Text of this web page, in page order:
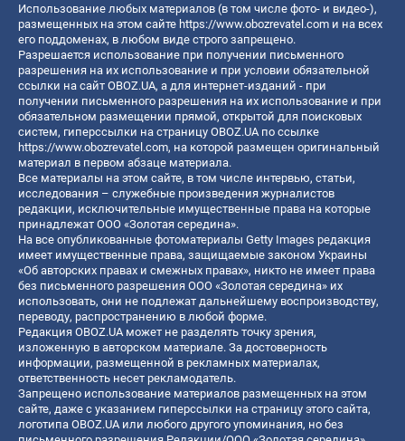
Использование любых материалов (в том числе фото- и видео-),
размещенных на этом сайте https://www.obozrevatel.com и на всех
его поддоменах, в любом виде строго запрещено.
Разрешается использование при получении письменного
разрешения на их использование и при условии обязательной
ссылки на сайт OBOZ.UA, а для интернет-изданий - при
получении письменного разрешения на их использование и при
обязательном размещении прямой, открытой для поисковых
систем, гиперссылки на страницу OBOZ.UA по ссылке
https://www.obozrevatel.com, на которой размещен оригинальный
материал в первом абзаце материала.
Все материалы на этом сайте, в том числе интервью, статьи,
исследования – служебные произведения журналистов
редакции, исключительные имущественные права на которые
принадлежат ООО «Золотая середина».
На все опубликованные фотоматериалы Getty Images редакция
имеет имущественные права, защищаемые законом Украины
«Об авторских правах и смежных правах», никто не имеет права
без письменного разрешения ООО «Золотая середина» их
использовать, они не подлежат дальнейшему воспроизводству,
переводу, распространению в любой форме.
Редакция OBOZ.UA может не разделять точку зрения,
изложенную в авторском материале. За достоверность
информации, размещенной в рекламных материалах,
ответственность несет рекламодатель.
Запрещено использование материалов размещенных на этом
сайте, даже с указанием гиперссылки на страницу этого сайта,
логотипа OBOZ.UA или любого другого упоминания, но без